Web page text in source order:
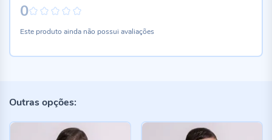
0
Este produto ainda não possui avaliações
Outras opções: